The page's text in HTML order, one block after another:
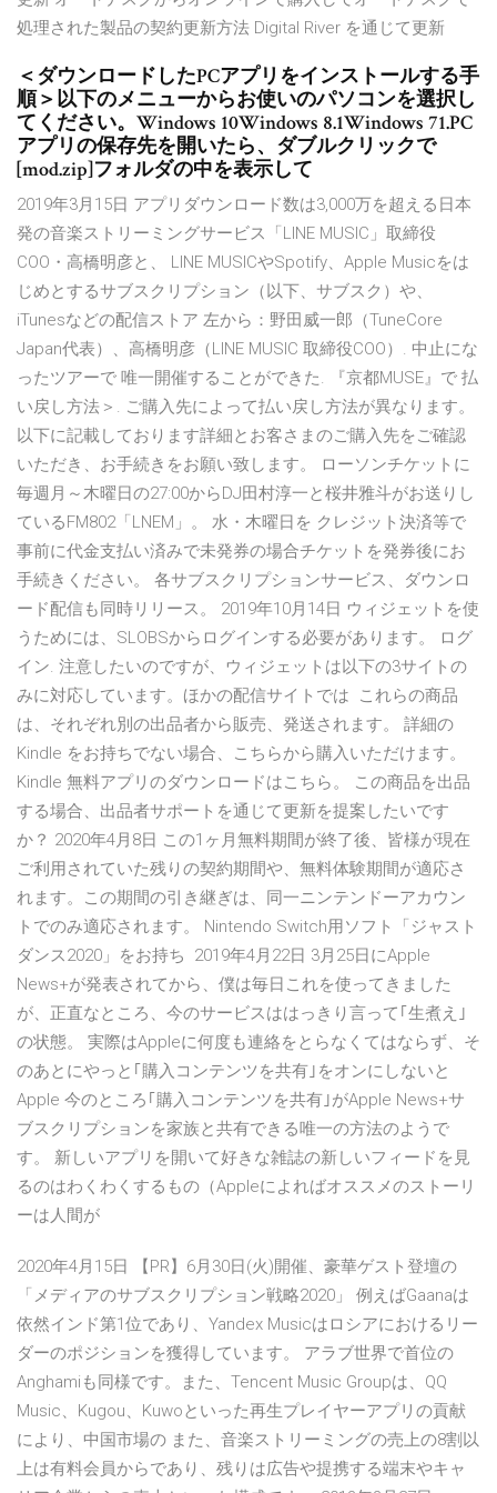
処理された製品の契約更新方法 Digital River を通じて更新
＜ダウンロードしたPCアプリをインストールする手
順＞以下のメニューからお使いのパソコンを選択し
てください。Windows 10Windows 8.1Windows 71.PC
アプリの保存先を開いたら、ダブルクリックで
[mod.zip]フォルダの中を表示して
2019年3月15日 アプリダウンロード数は3,000万を超える日本
発の音楽ストリーミングサービス「LINE MUSIC」取締役
COO・高橋明彦と、 LINE MUSICやSpotify、Apple Musicをは
じめとするサブスクリプション（以下、サブスク）や、
iTunesなどの配信ストア 左から：野田威一郎（TuneCore
Japan代表）、高橋明彦（LINE MUSIC 取締役COO）. 中止にな
ったツアーで 唯一開催することができた. 『京都MUSE』で 払
い戻し方法＞. ご購入先によって払い戻し方法が異なります。
以下に記載しております詳細とお客さまのご購入先をご確認
いただき、お手続きをお願い致します。 ローソンチケットに
毎週月～木曜日の27:00からDJ田村淳一と桜井雅斗がお送りし
ているFM802「LNEM」。 水・木曜日を クレジット決済等で
事前に代金支払い済みで未発券の場合チケットを発券後にお
手続きください。 各サブスクリプションサービス、ダウンロ
ード配信も同時リリース。 2019年10月14日 ウィジェットを使
うためには、SLOBSからログインする必要があります。 ログ
イン. 注意したいのですが、ウィジェットは以下の3サイトの
みに対応しています。ほかの配信サイトでは これらの商品
は、それぞれ別の出品者から販売、発送されます。 詳細の
Kindle をお持ちでない場合、こちらから購入いただけます。
Kindle 無料アプリのダウンロードはこちら。 この商品を出品
する場合、出品者サポートを通じて更新を提案したいです
か？ 2020年4月8日 この1ヶ月無料期間が終了後、皆様が現在
ご利用されていた残りの契約期間や、無料体験期間が適応さ
れます。この期間の引き継ぎは、同一ニンテンドーアカウン
トでのみ適応されます。 Nintendo Switch用ソフト「ジャスト
ダンス2020」をお持ち 2019年4月22日 3月25日にApple
News+が発表されてから、僕は毎日これを使ってきました
が、正直なところ、今のサービスははっきり言って｢生煮え｣
の状態。 実際はAppleに何度も連絡をとらなくてはならず、そ
のあとにやっと｢購入コンテンツを共有｣をオンにしないと
Apple 今のところ｢購入コンテンツを共有｣がApple News+サ
ブスクリプションを家族と共有できる唯一の方法のようで
す。 新しいアプリを開いて好きな雑誌の新しいフィードを見
るのはわくわくするもの（Appleによればオススメのストーリ
ーは人間が
2020年4月15日 【PR】6月30日(火)開催、豪華ゲスト登壇の
「メディアのサブスクリプション戦略2020」 例えばGaanaは
依然インド第1位であり、Yandex Musicはロシアにおけるリー
ダーのポジションを獲得しています。 アラブ世界で首位の
Anghamiも同様です。また、Tencent Music Groupは、QQ
Music、Kugou、Kuwoといった再生プレイヤーアプリの貢献
により、中国市場の また、音楽ストリーミングの売上の8割以
上は有料会員からであり、残りは広告や提携する端末やキャ